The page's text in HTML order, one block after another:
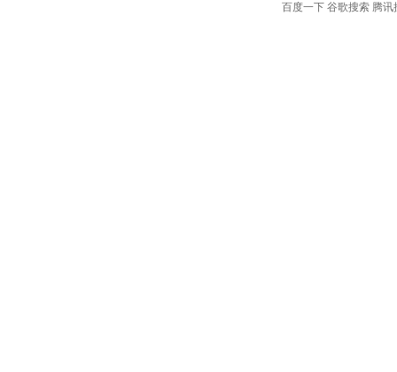
百度一下 谷歌搜索 腾讯